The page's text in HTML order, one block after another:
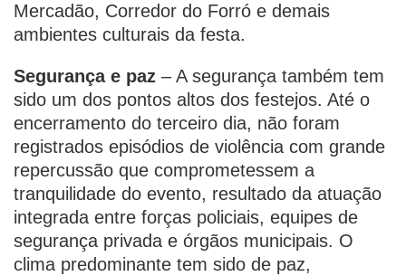
Mercadão, Corredor do Forró e demais
ambientes culturais da festa.
Segurança e paz – A segurança também tem
sido um dos pontos altos dos festejos. Até o
encerramento do terceiro dia, não foram
registrados episódios de violência com grande
repercussão que comprometessem a
tranquilidade do evento, resultado da atuação
integrada entre forças policiais, equipes de
segurança privada e órgãos municipais. O
clima predominante tem sido de paz,